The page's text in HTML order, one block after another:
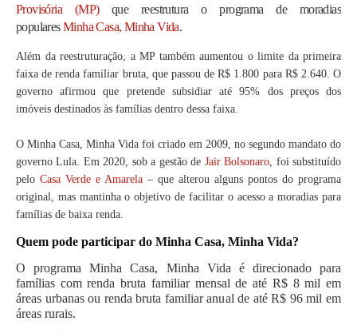
Provisória (MP)que reestrutura o programa de moradias
popularesMinha Casa, Minha Vida.
Além da reestruturação, a MP também aumentou o limite da primeira
faixa de renda familiar bruta, que passou de R$ 1.800 para R$ 2.640. O
governo afirmou que pretende subsidiar até 95% dos preços dos
imóveis destinados às famílias dentro dessa faixa.
O Minha Casa, Minha Vida foi criado em 2009, no segundo mandato do
governo Lula. Em 2020, sob a gestão de Jair Bolsonaro, foi substituído
pelo Casa Verde e Amarela – que alterou alguns pontos do programa
original, mas mantinha o objetivo de facilitar o acesso a moradias para
famílias de baixa renda.
Quem pode participar do Minha Casa, Minha Vida?
O programa Minha Casa, Minha Vida é direcionado para
famílias com renda bruta familiar mensal de até R$ 8 mil em
áreas urbanas ou renda bruta familiar anual de até R$ 96 mil em
áreas rurais.